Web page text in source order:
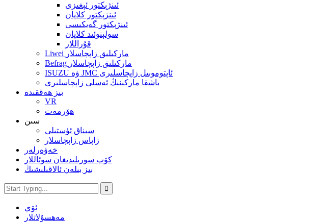
ئىنژېكتور ئېغىزى
ئىنژېكتور كلاپان
ئىنژېكتور گەيكىسى
سولېنوئىد كلاپان
قۇراللار
Liwei ماركىلىق زاپچاسلار
Befrag ماركىلىق زاپچاسلار
ISUZU ۋە JMC ئاپتوموبىل زاپچاسلىرى
باشقا ماركىنىڭ ئەسلى زاپچاسلىرى
بىز ھەققىدە
VR
ھۆرمەت
سىن
سىناق ئۈستىلى
زاپاس زاپچاسلار
خەۋەرلەر
كۆپ سورىلىدىغان سوئاللار
بىز بىلەن ئالاقىلىشىڭ
ئۆي
مەھسۇلاتلار